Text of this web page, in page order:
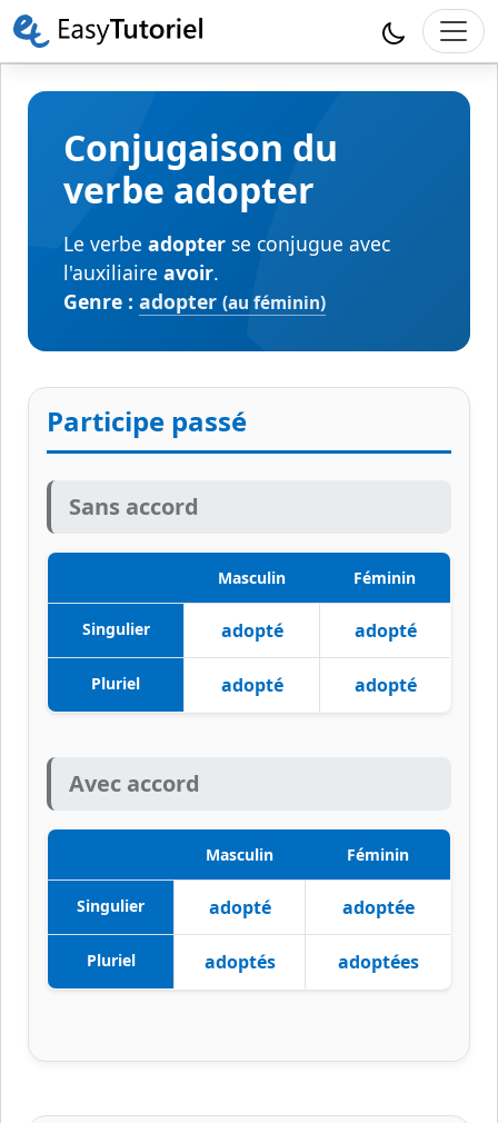
Conjugaison du
verbe adopter
Le verbe adopter se conjugue avec
l'auxiliaire avoir.
Genre : adopter (au féminin)
Participe passé
Sans accord
Masculin Féminin
Singulier adopté adopté
Pluriel adopté adopté
Avec accord
Masculin Féminin
Singulier adopté adoptée
Pluriel adoptés adoptées